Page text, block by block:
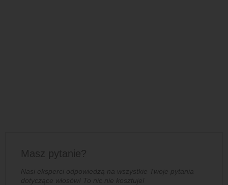
Masz pytanie?
Nasi eksperci odpowiedzą na wszystkie Twoje pytania
dotyczące włosów! To nic nie kosztuje!